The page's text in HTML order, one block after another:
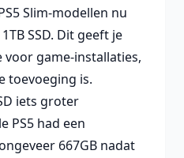
Slim-modellen nu
SSD. Dit geeft je
game-installaties,
toevoeging is.
iets groter
PS5 had een
667GB nadat